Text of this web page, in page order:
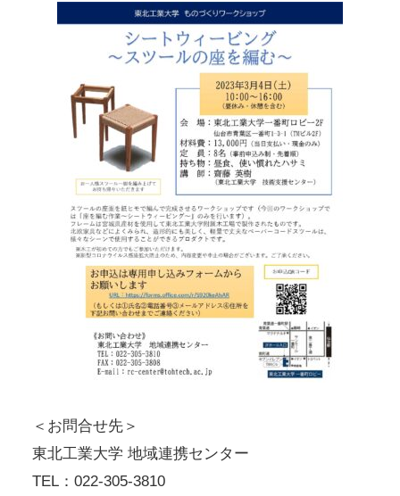
＜お問合せ先＞
東北工業大学 地域連携センター
TEL：022-305-3810